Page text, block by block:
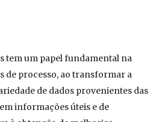
tem um papel fundamental na
de processo, ao transformar a
de dados provenientes das
informações úteis e de